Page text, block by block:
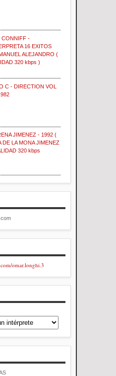
CONNIFF -
16 EXITOS
ALEJANDRO (
320 kbps )
C - DIRECTION VOL
JIMENEZ - 1992 (
DE LA MONA JIMENEZ
320 kbps
omar.longhi.3